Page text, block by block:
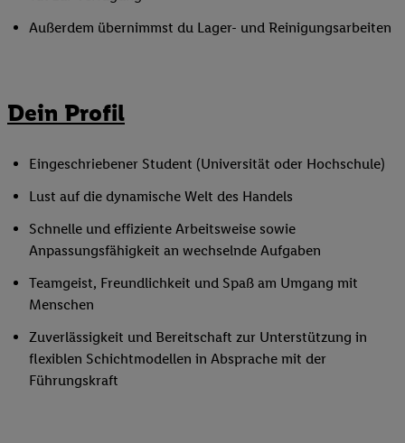
Außerdem übernimmst du Lager- und Reinigungsarbeiten
Dein Profil
Eingeschriebener Student (Universität oder Hochschule)
Lust auf die dynamische Welt des Handels
Schnelle und effiziente Arbeitsweise sowie
Anpassungsfähigkeit an wechselnde Aufgaben
Teamgeist, Freundlichkeit und Spaß am Umgang mit
Menschen
Zuverlässigkeit und Bereitschaft zur Unterstützung in
flexiblen Schichtmodellen in Absprache mit der
Führungskraft